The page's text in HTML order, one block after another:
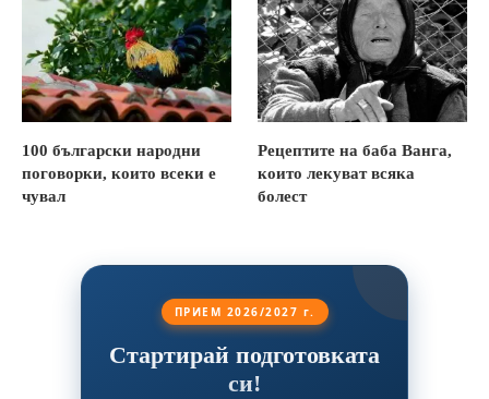
100 български народни
поговорки, които всеки е
чувал
Рецептите на баба Ванга,
които лекуват всяка
болест
ПРИЕМ 2026/2027 г.
Стартирай подготовката
си!